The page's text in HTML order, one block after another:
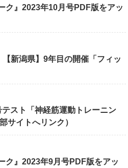
ク』2023年10月号PDF版をアッ
【新潟県】9年目の開催「フィッ
テスト「神経筋運動トレーニン
サイトへリンク）
ク』2023年9月号PDF版をアッ